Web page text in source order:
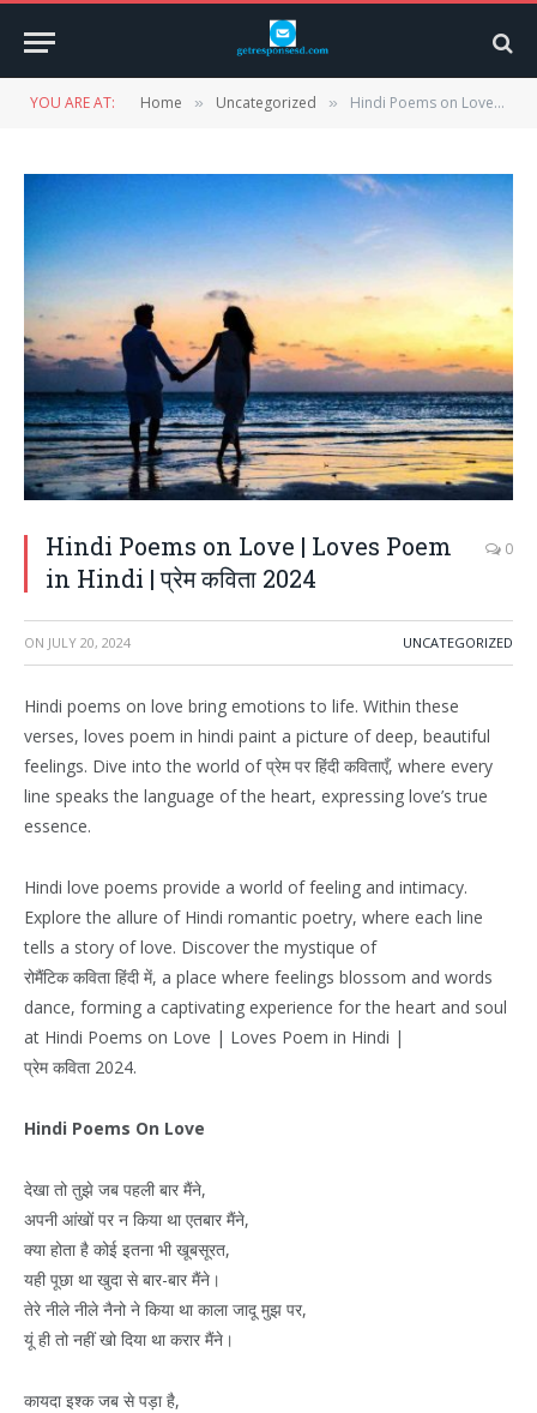
YOU ARE AT: Home » Uncategorized » Hindi Poems on Love | Loves Poem in Hindi | प्रेम कविता 2024
Hindi Poems on Love | Loves Poem
in Hindi | प्रेम कविता 2024
0
ON JULY 20, 2024 UNCATEGORIZED
Hindi poems on love bring emotions to life. Within these
verses, loves poem in hindi paint a picture of deep, beautiful
feelings. Dive into the world of प्रेम पर हिंदी कविताएँ, where every
line speaks the language of the heart, expressing love’s true
essence.
Hindi love poems provide a world of feeling and intimacy.
Explore the allure of Hindi romantic poetry, where each line
tells a story of love. Discover the mystique of
रोमैंटिक कविता हिंदी में, a place where feelings blossom and words
dance, forming a captivating experience for the heart and soul
at Hindi Poems on Love | Loves Poem in Hindi |
प्रेम कविता 2024.
Hindi Poems On Love
देखा तो तुझे जब पहली बार मैंने,
अपनी आंखों पर न किया था एतबार मैंने,
क्या होता है कोई इतना भी खूबसूरत,
यही पूछा था खुदा से बार-बार मैंने।
तेरे नीले नीले नैनो ने किया था काला जादू मुझ पर,
यूं ही तो नहीं खो दिया था करार मैंने।
कायदा इश्क जब से पड़ा है,